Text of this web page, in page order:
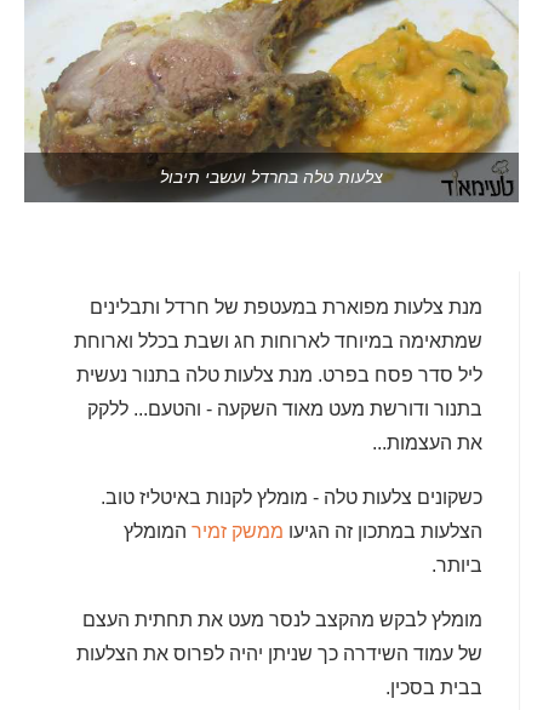
צלעות טלה בחרדל ועשבי תיבול
מנת צלעות מפוארת במעטפת של חרדל ותבלינים
שמתאימה במיוחד לארוחות חג ושבת בכלל וארוחת
ליל סדר פסח בפרט. מנת צלעות טלה בתנור נעשית
בתנור ודורשת מעט מאוד השקעה - והטעם... ללקק
את העצמות...
כשקונים צלעות טלה - מומלץ לקנות באיטליז טוב.
הצלעות במתכון זה הגיעו ממשק זמיר המומלץ
ביותר.
מומלץ לבקש מהקצב לנסר מעט את תחתית העצם
של עמוד השידרה כך שניתן יהיה לפרוס את הצלעות
בבית בסכין.